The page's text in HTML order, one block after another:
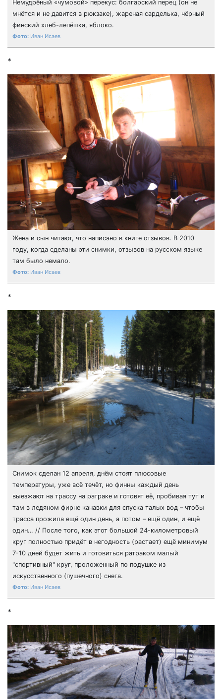
Немудрёный «чумовой» перекус: болгарский перец (он не
мнётся и не давится в рюкзаке), жареная сарделька, чёрный
финский хлеб-лепёшка, яблоко.
Иван Исаев
*
Жена и сын читают, что написано в книге отзывов. В 2010
году, когда сделаны эти снимки, отзывов на русском языке
там было немало.
Иван Исаев
*
Снимок сделан 12 апреля, днём стоят плюсовые
температуры, уже всё течёт, но финны каждый день
выезжают на трассу на ратраке и готовят её, пробивая тут и
там в ледяном фирне канавки для спуска талых вод – чтобы
трасса прожила ещё один день, а потом – ещё один, и ещё
один… // После того, как этот большой 24-километровый
круг полностью придёт в негодность (растает) ещё минимум
7-10 дней будет жить и готовиться ратраком малый
"спортивный" круг, проложенный по подушке из
искусственного (пушечного) снега.
Иван Исаев
*